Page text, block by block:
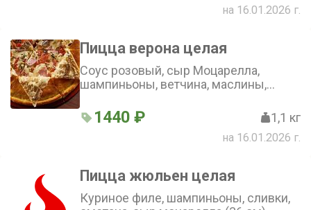
на 16.01.2026 г.
Пицца верона целая
Соус розовый, сыр Моцарелла,
шампиньоны, ветчина, маслины,
огурец консервированный (36 см)
1440 ₽ 1,1 кг
на 16.01.2026 г.
Пицца жюльен целая
Куриное филе, шампиньоны, сливки,